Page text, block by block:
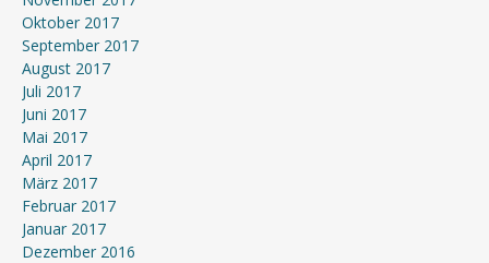
Oktober 2017
September 2017
August 2017
Juli 2017
Juni 2017
Mai 2017
April 2017
März 2017
Februar 2017
Januar 2017
Dezember 2016